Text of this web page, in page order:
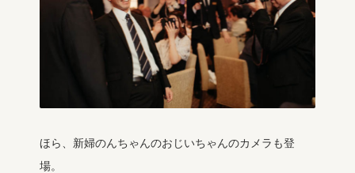
ほら、新婦のんちゃんのおじいちゃんのカメラも登
場。